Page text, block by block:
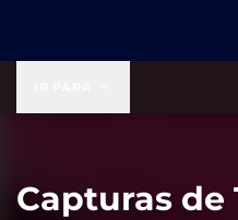
Capturas de